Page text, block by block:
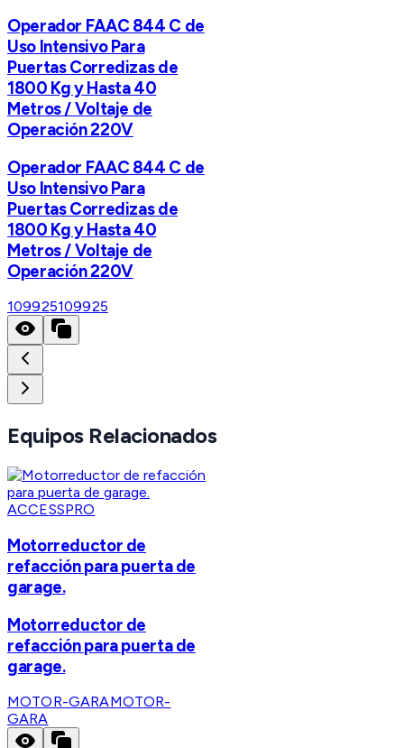
Operador FAAC 844 C de
Uso Intensivo Para
Puertas Corredizas de
1800 Kg y Hasta 40
Metros / Voltaje de
Operación 220V
Operador FAAC 844 C de
Uso Intensivo Para
Puertas Corredizas de
1800 Kg y Hasta 40
Metros / Voltaje de
Operación 220V
109925109925
Equipos Relacionados
ACCESSPRO
Motorreductor de
refacción para puerta de
garage.
Motorreductor de
refacción para puerta de
garage.
MOTOR-GARAMOTOR-
GARA